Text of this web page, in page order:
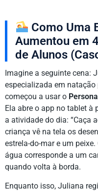
Como Uma
Aumentou em
de Alunos
Imagine a seguinte cena:
especializada em natação
começou a usar o
Ela abre o app no tablet à
a atividade do dia: “Caça
criança vê na tela os
estrela-do-mar e um
água corresponde a um
quando volta à borda.
Enquanto isso, Juliana